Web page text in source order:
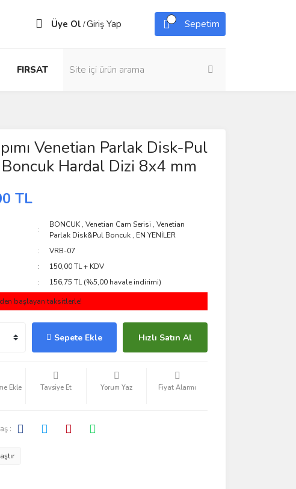
Üye Ol /Giriş Yap Sepetim
FIRSAT
Venetian Parlak Disk-Pul
Hardal Dizi 8x4 mm
TL
BONCUK ,Venetian Cam Serisi ,Venetian
Parlak Disk&Pul Boncuk , EN YENİLER
VRB-07
150,00 TL + KDV
156,75 TL (%5,00 havale indirimi)
başlayan taksitlerle!
Sepete Ekle Hızlı Satın Al
Tavsiye Et Yorum Yaz Fiyat Alarmı
: